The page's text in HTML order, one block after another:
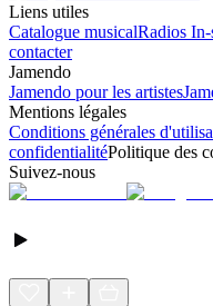
Liens utiles
Catalogue musicalRadios In-
contacter
Jamendo
Jamendo pour les artistes
Mentions légales
Conditions générales
confidentialitéPolitique des
Suivez-nous